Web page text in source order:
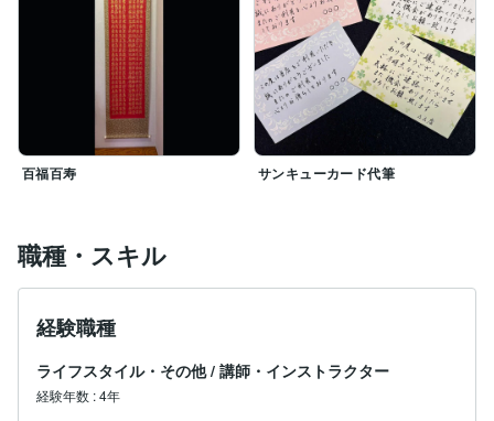
百福百寿 サンキューカード代筆
職種・スキル
経験職種
ライフスタイル・その他 / 講師・インストラクター
経験年数 :4年